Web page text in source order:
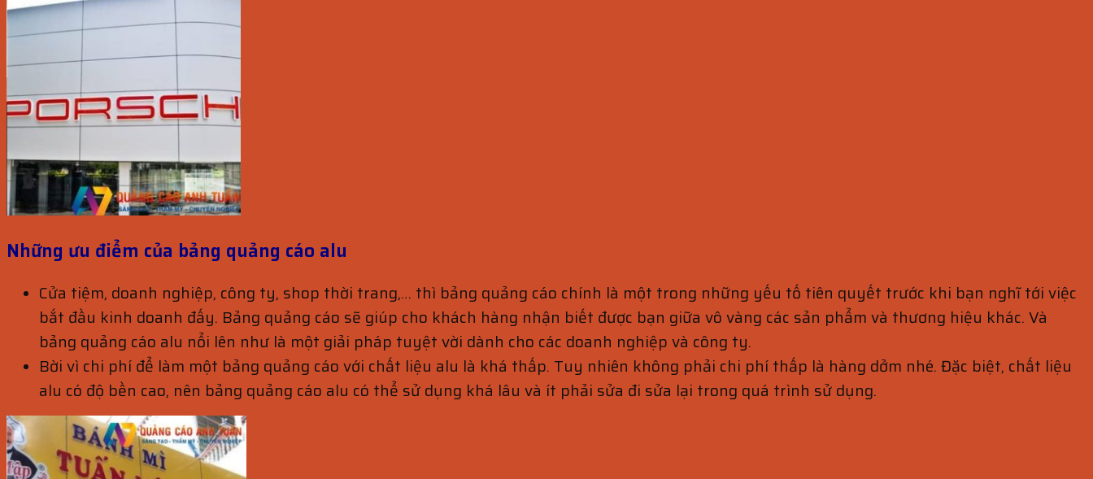
Những ưu điểm của bảng quảng cáo alu
Cửa tiệm, doanh nghiệp, công ty, shop thời trang,… thì bảng quảng cáo chính là một trong những yếu tố tiên quyết trước khi bạn nghĩ tới việc
bắt đầu kinh doanh đấy. Bảng quảng cáo sẽ giúp cho khách hàng nhận biết được bạn giữa vô vàng các sản phẩm và thương hiệu khác. Và
bảng quảng cáo alu nổi lên như là một giải pháp tuyệt vời dành cho các doanh nghiệp và công ty.
Bời vì chi phí để làm một bảng quảng cáo với chất liệu alu là khá thấp. Tuy nhiên không phải chi phí thấp là hàng dởm nhé. Đặc biệt, chất liệu
alu có độ bền cao, nên bảng quảng cáo alu có thể sử dụng khá lâu và ít phải sửa đi sửa lại trong quá trình sử dụng.